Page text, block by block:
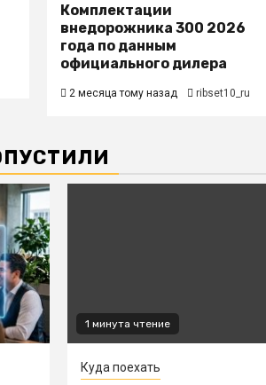
Комплектации
внедорожника 300 2026
года по данным
официального дилера
2 месяца тому назад ribset10_ru
1 минута чтение
Куда поехать